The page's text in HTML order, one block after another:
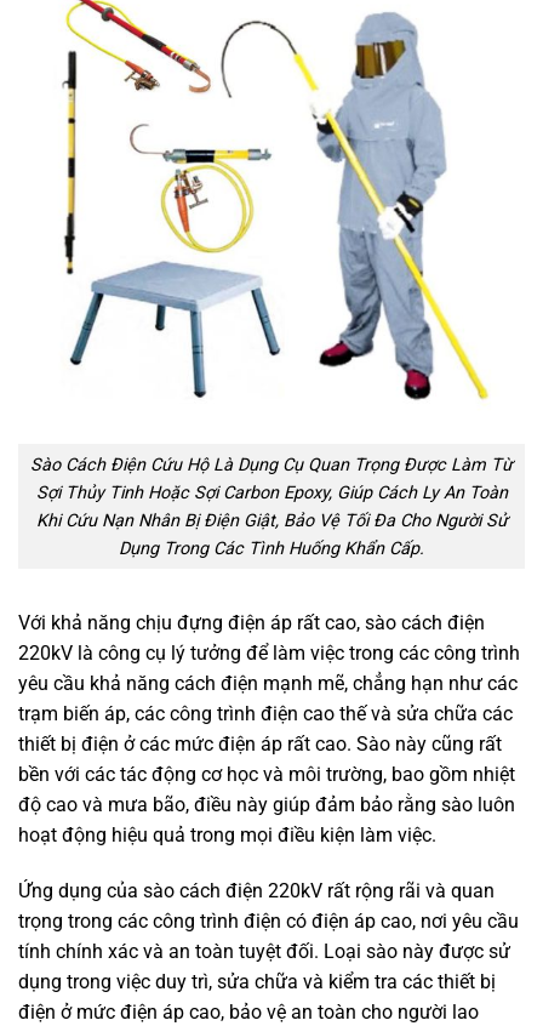
Sào Cách Điện Cứu Hộ Là Dụng Cụ Quan Trọng Được Làm Từ
Sợi Thủy Tinh Hoặc Sợi Carbon Epoxy, Giúp Cách Ly An Toàn
Khi Cứu Nạn Nhân Bị Điện Giật, Bảo Vệ Tối Đa Cho Người Sử
Dụng Trong Các Tình Huống Khẩn Cấp.
Với khả năng chịu đựng điện áp rất cao, sào cách điện
220kV là công cụ lý tưởng để làm việc trong các công trình
yêu cầu khả năng cách điện mạnh mẽ, chẳng hạn như các
trạm biến áp, các công trình điện cao thế và sửa chữa các
thiết bị điện ở các mức điện áp rất cao. Sào này cũng rất
bền với các tác động cơ học và môi trường, bao gồm nhiệt
độ cao và mưa bão, điều này giúp đảm bảo rằng sào luôn
hoạt động hiệu quả trong mọi điều kiện làm việc.
Ứng dụng của sào cách điện 220kV rất rộng rãi và quan
trọng trong các công trình điện có điện áp cao, nơi yêu cầu
tính chính xác và an toàn tuyệt đối. Loại sào này được sử
dụng trong việc duy trì, sửa chữa và kiểm tra các thiết bị
điện ở mức điện áp cao, bảo vệ an toàn cho người lao